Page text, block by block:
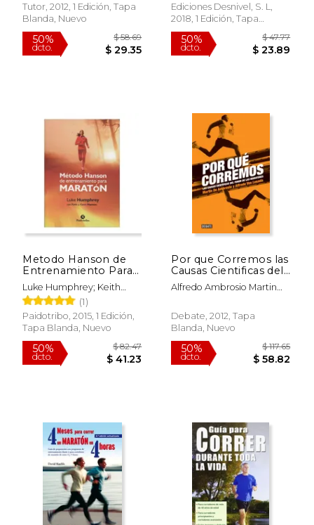
$ 53.82
15%
Tutor, 2012, 1 Edición, Tapa
Blanda, Nuevo
Ediciones Desnivel, S. L,
2018, 1 Edición, Tapa
Blanda, Nuevo
Metodo Hanson de
Entrenamiento Para
Maraton
Luke Humphrey; Keith
Hanson; Kevin Hanson
(1)
Paidotribo, 2015, 1 Edición,
Tapa Blanda, Nuevo
Por que Corremos las
Causas Cientificas del
Furor de las
Maratones
Alfredo Ambrosio Martin
Debate, 2012, Tapa
Blanda, Nuevo